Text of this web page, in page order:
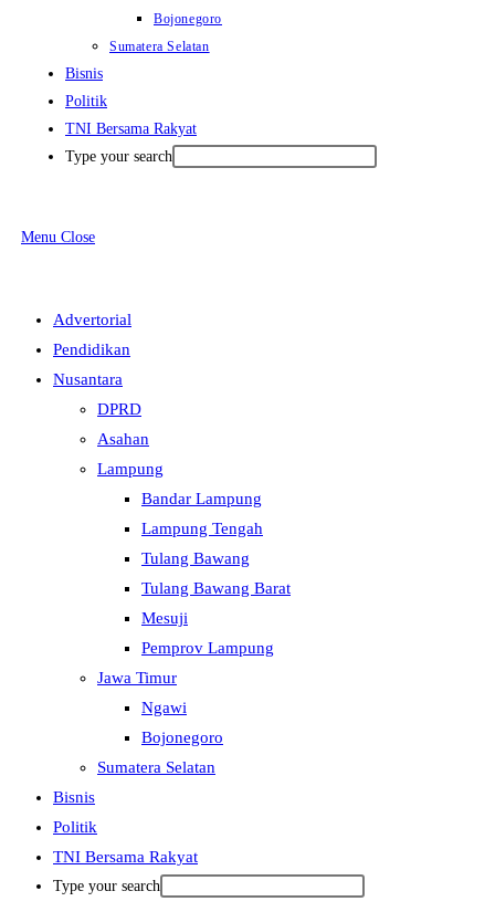
Bojonegoro
Sumatera Selatan
Bisnis
Politik
TNI Bersama Rakyat
Type your search
Menu Close
Advertorial
Pendidikan
Nusantara
DPRD
Asahan
Lampung
Bandar Lampung
Lampung Tengah
Tulang Bawang
Tulang Bawang Barat
Mesuji
Pemprov Lampung
Jawa Timur
Ngawi
Bojonegoro
Sumatera Selatan
Bisnis
Politik
TNI Bersama Rakyat
Type your search